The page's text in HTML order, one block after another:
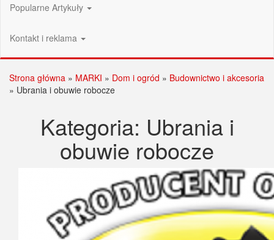
Popularne Artykuły
Kontakt i reklama
Strona główna » MARKI » Dom i ogród » Budownictwo i akcesoria
» Ubrania i obuwie robocze
Kategoria: Ubrania i
obuwie robocze